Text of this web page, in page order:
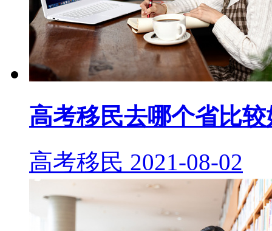
高考移民去哪个省比较
高考移民 2021-08-02